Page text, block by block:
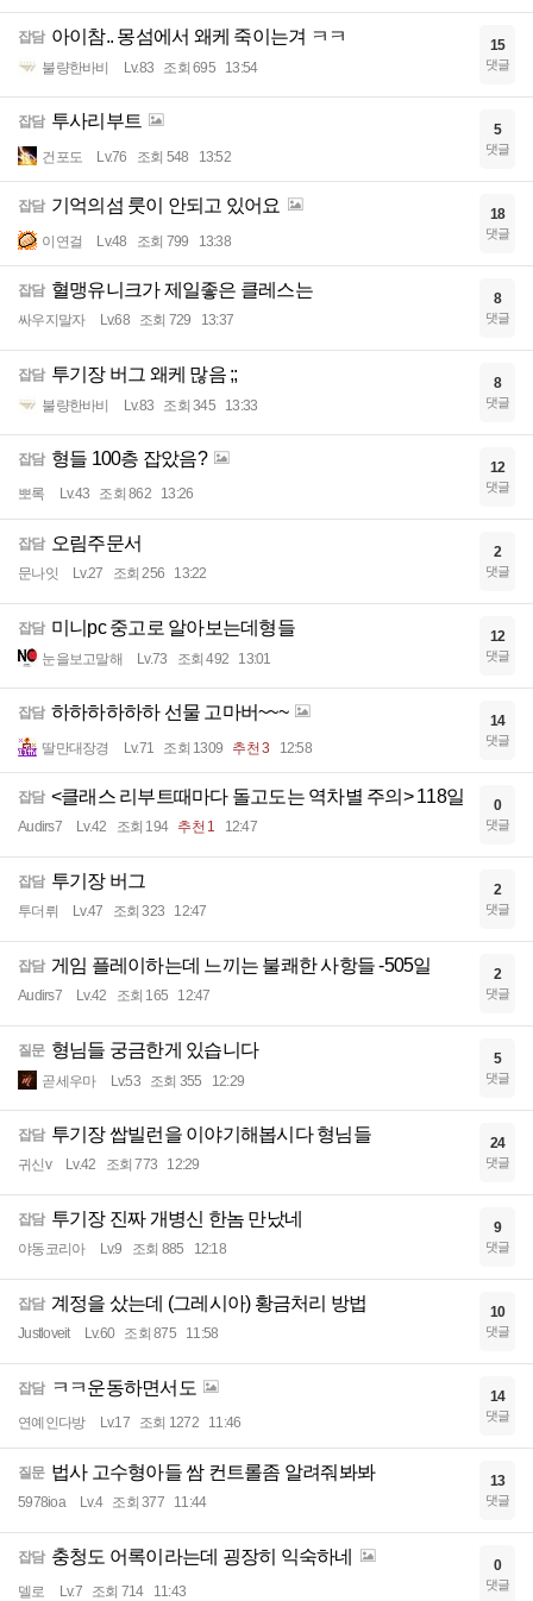
잡담 아이참.. 몽섬에서 왜케 죽이는겨 ㅋㅋ
불량한바비 Lv.83 조회 695 13:54
15
댓글
잡담 투사리부트
건포도 Lv.76 조회 548 13:52
5
댓글
잡담 기억의섬 룻이 안되고 있어요
이연걸 Lv.48 조회 799 13:38
18
댓글
잡담 혈맹유니크가 제일좋은 클레스는
싸우지말자 Lv.68 조회 729 13:37
8
댓글
잡담 투기장 버그 왜케 많음 ;;
불량한바비 Lv.83 조회 345 13:33
8
댓글
잡담 형들 100층 잡았음?
뽀록 Lv.43 조회 862 13:26
12
댓글
잡담 오림주문서
문나잇 Lv.27 조회 256 13:22
2
댓글
잡담 미니pc 중고로 알아보는데형들
눈을보고말해 Lv.73 조회 492 13:01
12
댓글
잡담 하하하하하하 선물 고마버~~~
딸만대장경 Lv.71 조회 1309 추천 3 12:58
14
댓글
잡담 <클래스 리부트때마다 돌고도는 역차별 주의> 118일
Audirs7 Lv.42 조회 194 추천 1 12:47
0
댓글
잡담 투기장 버그
투더뤼 Lv.47 조회 323 12:47
2
댓글
잡담 게임 플레이하는데 느끼는 불쾌한 사항들 -505일
Audirs7 Lv.42 조회 165 12:47
2
댓글
질문 형님들 궁금한게 있습니다
곧세우마 Lv.53 조회 355 12:29
5
댓글
잡담 투기장 쌉빌런을 이야기해봅시다 형님들
귀신v Lv.42 조회 773 12:29
24
댓글
잡담 투기장 진짜 개병신 한놈 만났네
야동코리아 Lv.9 조회 885 12:18
9
댓글
잡담 계정을 샀는데 (그레시아) 황금처리 방법
Justloveit Lv.60 조회 875 11:58
10
댓글
잡담 ㅋㅋ운동하면서도
연예인다방 Lv.17 조회 1272 11:46
14
댓글
질문 법사 고수형아들 쌈 컨트롤좀 알려줘봐봐
5978ioa Lv.4 조회 377 11:44
13
댓글
잡담 충청도 어록이라는데 굉장히 익숙하네
델로 Lv.7 조회 714 11:43
0
댓글